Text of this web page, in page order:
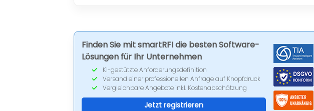
Finden Sie mit smartRFI die besten Software-
Lösungen für Ihr Unternehmen
KI-gestützte Anforderungsdefinition
Versand einer professionellen Anfrage auf Knopfdruck
Vergleichbare Angebote inkl. Kostenabschätzung
Jetzt registrieren